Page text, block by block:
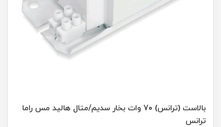
بالاست (ترانس) 70 وات بخار سدیم/متال هالید مس راما
ترانس